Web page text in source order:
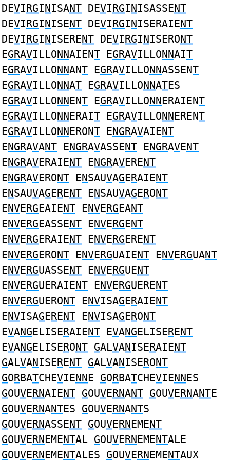
DEVIRGINISANT DEVIRGINISASSENT
DEVIRGINISENT DEVIRGINISERAIENT
DEVIRGINISERENT DEVIRGINISERONT
EGRAVILLONNAIENT EGRAVILLONNAIT
EGRAVILLONNANT EGRAVILLONNASSENT
EGRAVILLONNAT EGRAVILLONNATES
EGRAVILLONNENT EGRAVILLONNERAIENT
EGRAVILLONNERAIT EGRAVILLONNERENT
EGRAVILLONNERONT ENGRAVAIENT
ENGRAVANT ENGRAVASSENT ENGRAVENT
ENGRAVERAIENT ENGRAVERENT
ENGRAVERONT ENSAUVAGERAIENT
ENSAUVAGERENT ENSAUVAGERONT
ENVERGEAIENT ENVERGEANT
ENVERGEASSENT ENVERGENT
ENVERGERAIENT ENVERGERENT
ENVERGERONT ENVERGUAIENT ENVERGUANT
ENVERGUASSENT ENVERGUENT
ENVERGUERAIENT ENVERGUERENT
ENVERGUERONT ENVISAGERAIENT
ENVISAGERENT ENVISAGERONT
EVANGELISERAIENT EVANGELISERENT
EVANGELISERONT GALVANISERAIENT
GALVANISERENT GALVANISERONT
GORBATCHEVIENNE GORBATCHEVIENNES
GOUVERNAIENT GOUVERNANT GOUVERNANTE
GOUVERNANTES GOUVERNANTS
GOUVERNASSENT GOUVERNEMENT
GOUVERNEMENTAL GOUVERNEMENTALE
GOUVERNEMENTALES GOUVERNEMENTAUX